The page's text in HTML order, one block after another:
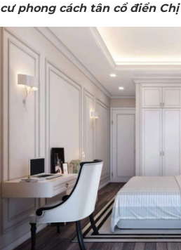
cư phong cách tân cổ điển